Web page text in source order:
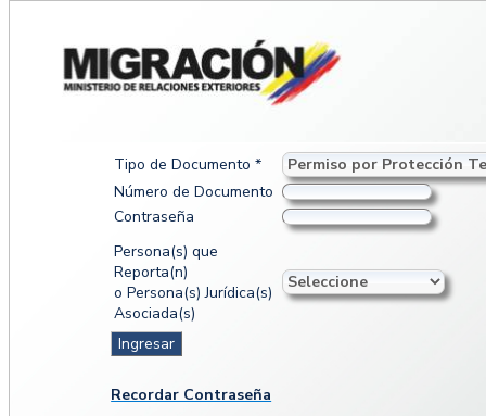
Tipo de Documento *
Número de Documento
Contraseña
Persona(s) que
Reporta(n)
o Persona(s) Jurídica(s)
Asociada(s)
Recordar Contraseña